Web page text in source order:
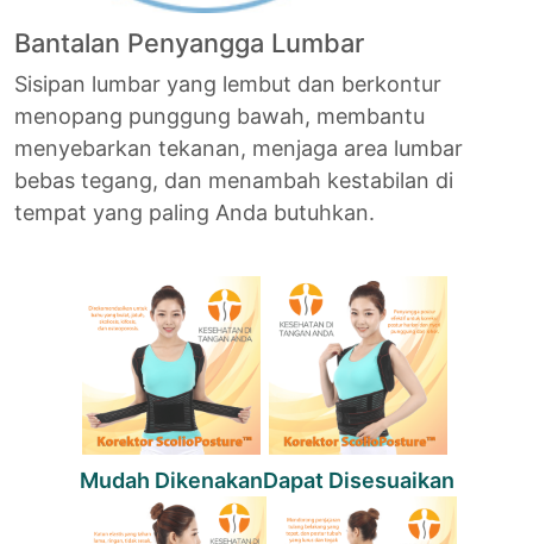
Bantalan Penyangga Lumbar
Sisipan lumbar yang lembut dan berkontur
menopang punggung bawah, membantu
menyebarkan tekanan, menjaga area lumbar
bebas tegang, dan menambah kestabilan di
tempat yang paling Anda butuhkan.
Mudah DikenakanDapat Disesuaikan